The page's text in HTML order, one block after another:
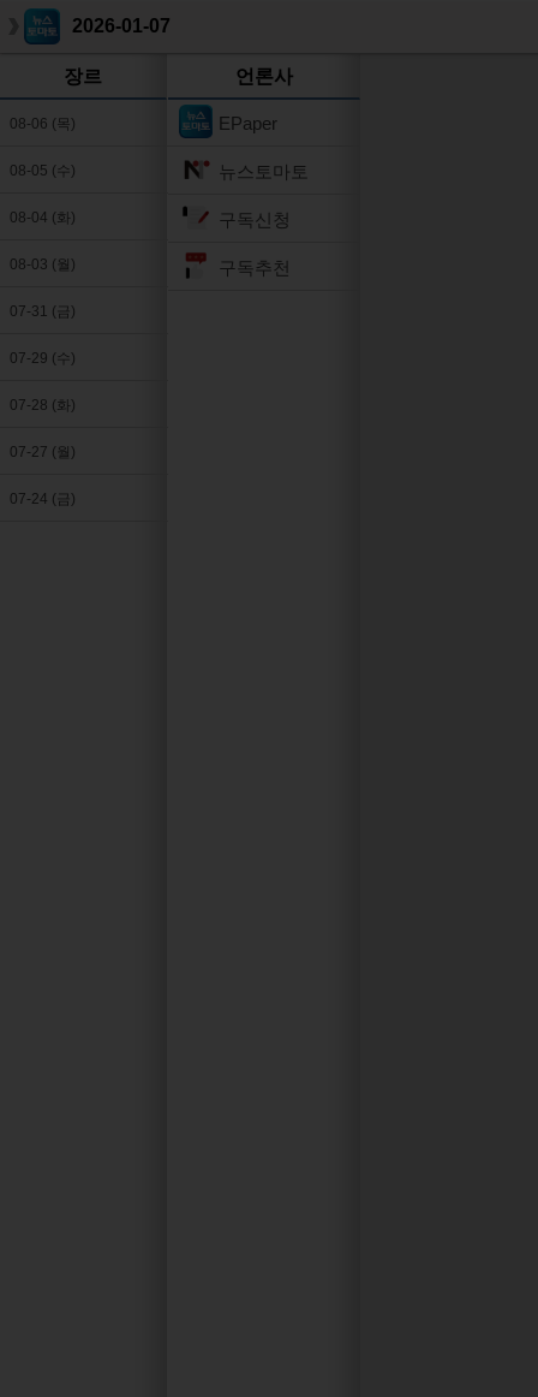
2026-01-07
장르
08-06 (목)
08-05 (수)
08-04 (화)
08-03 (월)
07-31 (금)
07-29 (수)
07-28 (화)
07-27 (월)
07-24 (금)
언론사
EPaper
뉴스토마토
구독신청
구독추천